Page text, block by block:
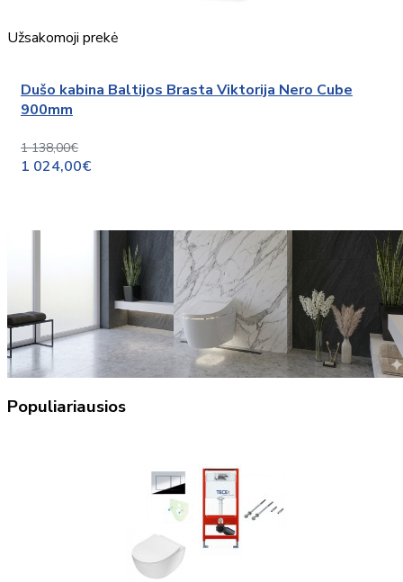
Užsakomoji prekė
Dušo kabina Baltijos Brasta Viktorija Nero Cube
900mm
1 138,00€
1 024,00€
Populiariausios